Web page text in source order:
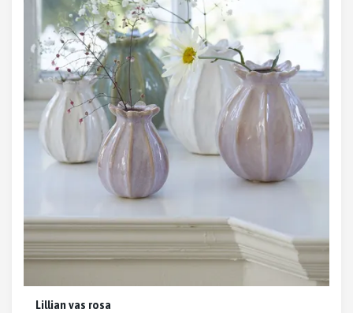
Lillian vas rosa